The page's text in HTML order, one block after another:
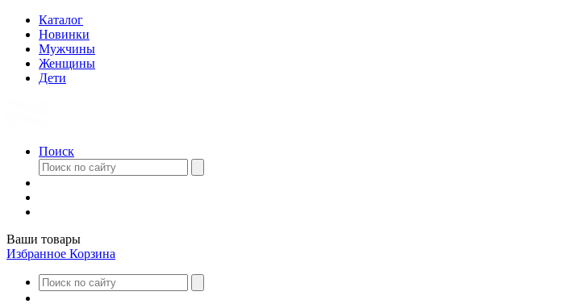
Каталог
Новинки
Мужчины
Женщины
Дети
Поиск
Ваши товары
Избранное Корзина